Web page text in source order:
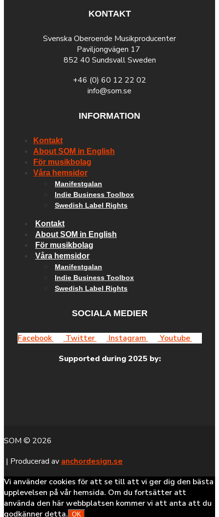
KONTAKT
Svenska Oberoende Musikproducenter
Paviljongvägen 17
852 40 Sundsvall Sweden
+46 (0) 60 12 22 02
info@som.se
INFORMATION
Kontakt
About SOM in English
För musikbolag
Våra hemsidor
Manifestgalan
Indie Business Toolbox
Swedish Label Rights
Kontakt
About SOM in English
För musikbolag
Våra hemsidor
Manifestgalan
Indie Business Toolbox
Swedish Label Rights
SOCIALA MEDIER
Facebook Twitter Instagram
Youtube
Supported during 2025 by:
SOM © 2026
| Producerad av anchordesign.se
Vi använder cookies för att se till att vi ger dig den bästa
upplevelsen på vår hemsida. Om du fortsätter att
använda den här webbplatsen kommer vi att anta att du
godkänner detta. OK